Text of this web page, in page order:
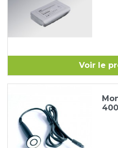
Voir le